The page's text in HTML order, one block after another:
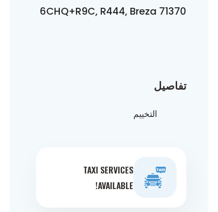
تفاصيل
التخييم
TAXI SERVICES
AVAILABLE!
6CHQ+R9C, R444, Breza 71370